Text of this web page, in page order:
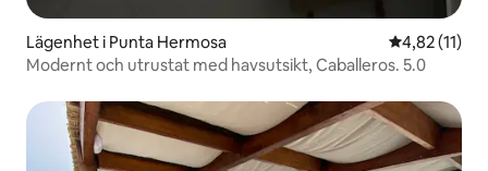
Lägenhet i Punta Hermosa 4,82 av 5 i
4,82 (11)
Modernt och utrustat med havsutsikt, Caballeros. 5.0